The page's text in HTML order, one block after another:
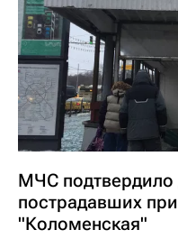
МЧС подтвердило
пострадавших
"Коломенская"